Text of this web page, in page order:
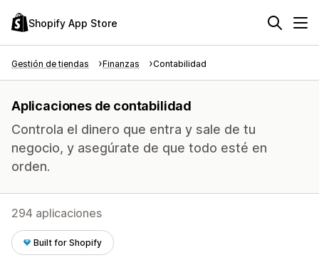
Shopify App Store
Gestión de tiendas Finanzas Contabilidad
Aplicaciones de contabilidad
Controla el dinero que entra y sale de tu
negocio, y asegúrate de que todo esté en
orden.
294 aplicaciones
Built for Shopify